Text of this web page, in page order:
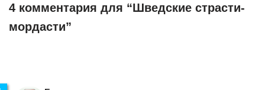
4 комментария для “Шведские страсти-
мордасти”